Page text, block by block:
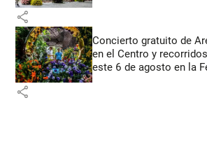
share
Concierto gratuito de
en el Centro y
este 6 de agosto en la
share